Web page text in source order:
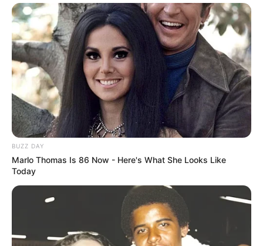
BUZZ DAY
Marlo Thomas Is 86 Now - Here's What She Looks Like
Today